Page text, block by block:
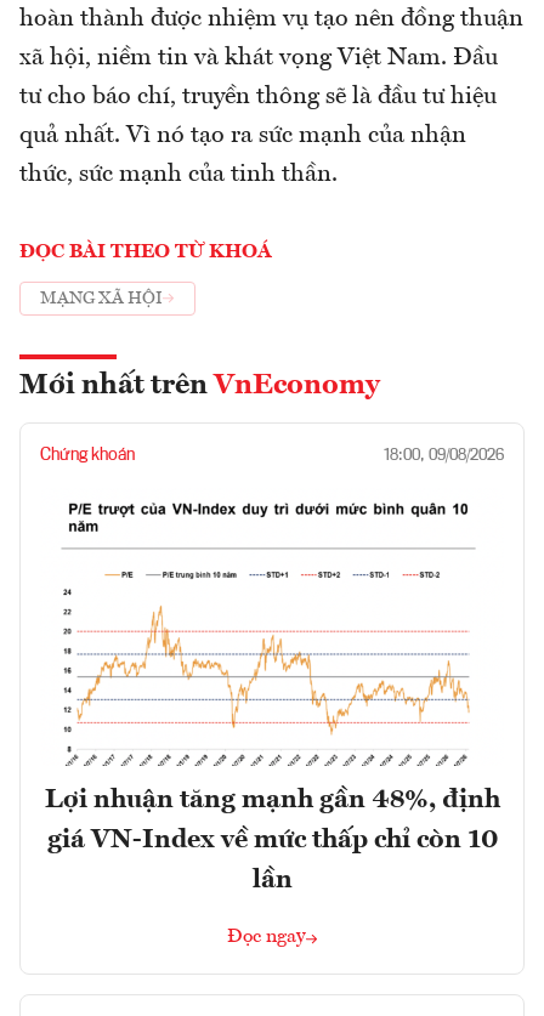
hoàn thành được nhiệm vụ tạo nên đồng thuận
xã hội, niềm tin và khát vọng Việt Nam. Đầu
tư cho báo chí, truyền thông sẽ là đầu tư hiệu
quả nhất. Vì nó tạo ra sức mạnh của nhận
thức, sức mạnh của tinh thần.
ĐỌC BÀI THEO TỪ KHOÁ
MẠNG XÃ HỘI
Mới nhất trên VnEconomy
Chứng khoán 18:00, 09/08/2026
Lợi nhuận tăng mạnh gần 48%, định
giá VN-Index về mức thấp chỉ còn 10
lần
Đọc ngay